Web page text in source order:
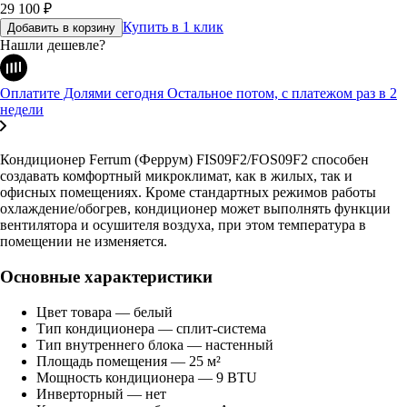
29 100 ₽
Добавить в корзину Купить в 1 клик
Нашли дешевле?
Оплатите Долями сегодня Остальное потом, с платежом раз в 2
недели
Кондиционер Ferrum (Феррум) FIS09F2/FOS09F2 способен
создавать комфортный микроклимат, как в жилых, так и
офисных помещениях. Кроме стандартных режимов работы
охлаждение/обогрев, кондиционер может выполнять функции
вентилятора и осушителя воздуха, при этом температура в
помещении не изменяется.
Основные характеристики
Цвет товара — белый
Тип кондиционера — сплит-система
Тип внутреннего блока — настенный
Площадь помещения — 25 м²
Мощность кондиционера — 9 BTU
Инверторный — нет